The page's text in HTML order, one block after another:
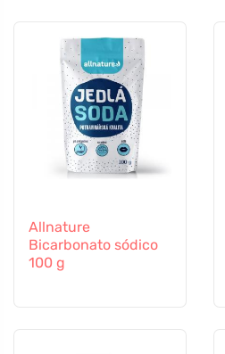
Allnature
Bicarbonato sódico
100 g